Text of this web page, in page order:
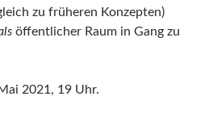
zu früheren Konzepten)
öffentlicher Raum in Gang zu
2021, 19 Uhr.